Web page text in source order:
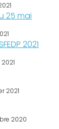
25 mai
2021
2021
2020